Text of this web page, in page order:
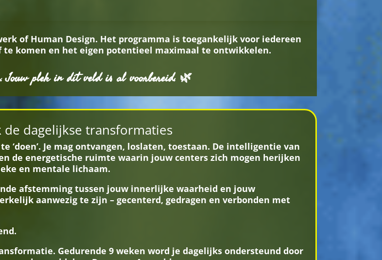
of Human Design. Het programma is toegankelijk voor iedereen
komen en het eigen potentieel maximaal te ontwikkelen.
Jouw plek in dit veld is al voorbereid. 🌿
de dagelijkse transformaties
‘doen’. Je mag ontvangen, loslaten, toestaan. De intelligentie van
de energetische ruimte waarin jouw centers zich mogen herijken
en mentale lichaam.
afstemming tussen jouw innerlijke waarheid en jouw
aanwezig te zijn – gecenterd, gedragen en verbonden met
Gedurende 9 weken word je dagelijks ondersteund door